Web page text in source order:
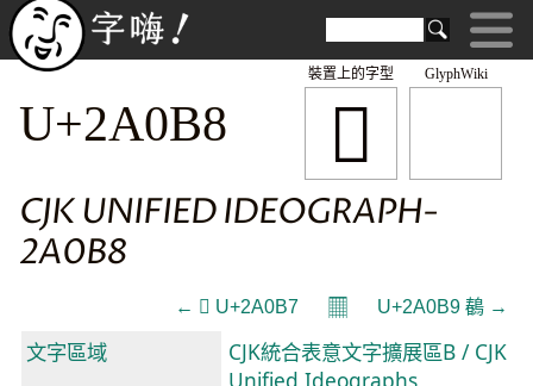
GlyphWiki
𪂸
裝置上的字型
U+2A0B8
CJK UNIFIED IDEOGRAPH-
2A0B8
← 𪂷 U+2A0B7 𝄜 U+2A0B9 𪂹 →
文字區域
CJK統合表意文字擴展區B / CJK
Unified Ideographs